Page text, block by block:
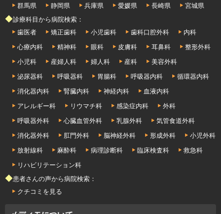
群馬県
静岡県 兵庫県 愛媛県 長崎県
宮城県
◆診療科目から病院検索：
歯医者
矯正歯科 小児歯科 歯科口腔外科
内科
心療内科
精神科 眼科 皮膚科 耳鼻科
整形外科
小児科
産婦人科 婦人科 産科
美容外科
泌尿器科
呼吸器科 胃腸科 呼吸器内科
循環器内科
消化器内科
腎臓内科 神経内科
血液内科
アレルギー科
リウマチ科 感染症内科
外科
呼吸器外科
心臓血管外科 乳腺外科
気管食道外科
消化器外科
肛門外科 脳神経外科 形成外科
小児外科
放射線科
麻酔科 病理診断科 臨床検査科
救急科
リハビリテーション科
◆患者さんの声から病院検索：
クチコミを見る